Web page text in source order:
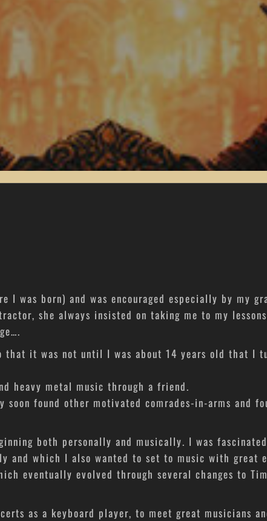
I was born) and was encouraged especially by my
she always insisted on taking me to my
that it was not until I was about 14 years old that I
heavy metal music through a friend.
found other motivated comrades-in-arms and
both personally and musically. I was
and which I also wanted to set to music with great
eventually evolved through several changes to
as a keyboard player, to meet great musicians